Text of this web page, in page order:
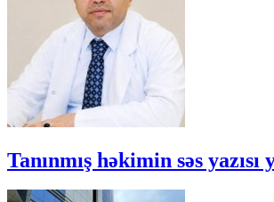
Tanınmış həkimin səs yazısı